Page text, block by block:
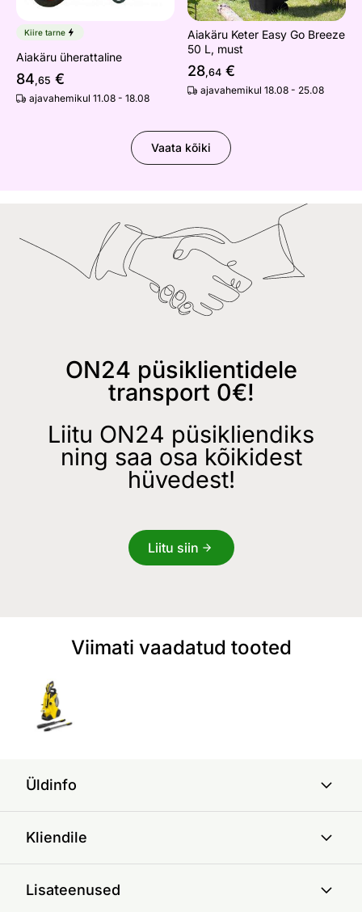
Kiire tarne
Aiakäru üherattaline
84,65 €
ajavahemikul 11.08 - 18.08
Aiakäru Keter Easy Go Breeze
50 L, must
28,64 €
ajavahemikul 18.08 - 25.08
Vaata kõiki
ON24 püsiklientidele
transport 0€!
Liitu ON24 püsikliendiks
ning saa osa kõikidest
hüvedest!
Liitu siin
Viimati vaadatud tooted
Üldinfo
Kliendile
Lisateenused